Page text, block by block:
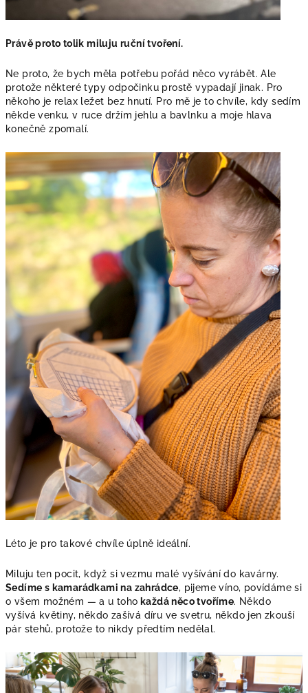
Právě proto tolik miluju ruční tvoření.
Ne proto, že bych měla potřebu pořád něco vyrábět. Ale
protože některé typy odpočinku prostě vypadají jinak. Pro
někoho je relax ležet bez hnutí. Pro mě je to chvíle, kdy sedím
někde venku, v ruce držím jehlu a bavlnku a moje hlava
konečně zpomalí.
Léto je pro takové chvíle úplně ideální.
Miluju ten pocit, když si vezmu malé vyšívání do kavárny.
Sedíme s kamarádkami na zahrádce, pijeme víno, povídáme si
o všem možném — a u toho každá něco tvoříme. Někdo
vyšívá květiny, někdo zašívá díru ve svetru, někdo jen zkouší
pár stehů, protože to nikdy předtím nedělal.